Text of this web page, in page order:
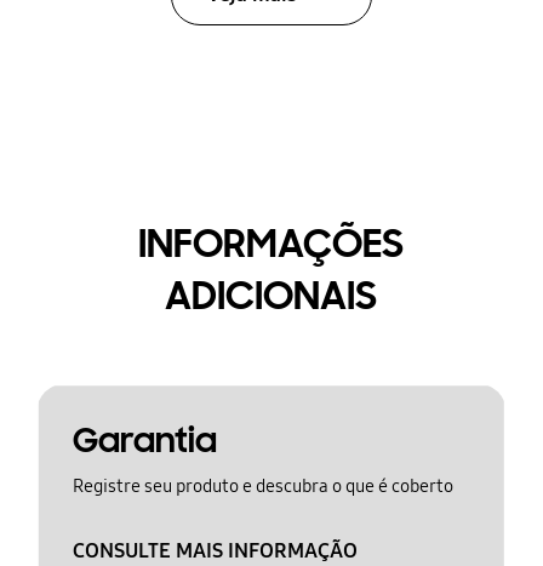
INFORMAÇÕES
ADICIONAIS
Garantia
Registre seu produto e descubra o que é coberto
CONSULTE MAIS INFORMAÇÃO